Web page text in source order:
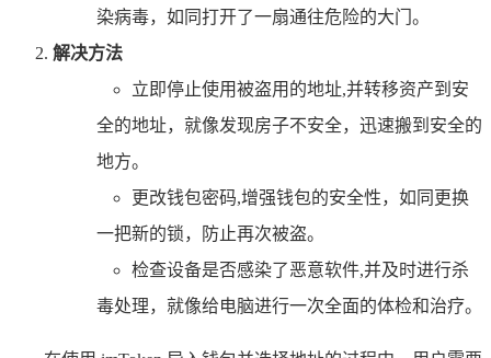
染病毒，如同打开了一扇通往危险的大门。
解决方法
立即停止使用被盗用的地址,并转移资产到安
全的地址，就像发现房子不安全，迅速搬到安全的
地方。
更改钱包密码,增强钱包的安全性，如同更换
一把新的锁，防止再次被盗。
检查设备是否感染了恶意软件,并及时进行杀
毒处理，就像给电脑进行一次全面的体检和治疗。